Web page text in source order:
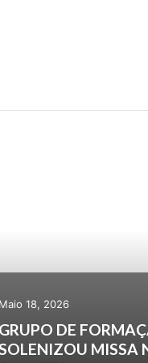
Maio 18, 2026
GRUPO DE
MISSA